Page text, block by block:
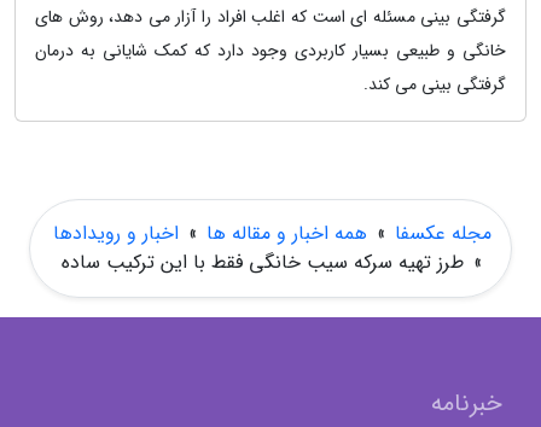
گرفتگی بینی مسئله ای است که اغلب افراد را آزار می دهد، روش های
خانگی و طبیعی بسیار کاربردی وجود دارد که کمک شایانی به درمان
گرفتگی بینی می کند.
مجله عکسفا » همه اخبار و مقاله ها » اخبار و رویدادها
» طرز تهیه سرکه سیب خانگی فقط با این ترکیب ساده
خبرنامه